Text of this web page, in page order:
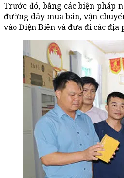
Trước đó, bằng các biện pháp
đường dây mua bán, vận
vào Điện Biên và đưa đi các địa